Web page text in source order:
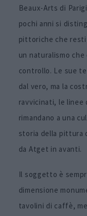
Beaux-Arts di
pochi anni si
pittoriche che
un naturalismo
controllo. Le sue
dal vero, ma la
ravvicinati, le linee
rimandano a una
storia della pittura
da Atget in avanti.
Il soggetto è
dimensione
tavolini di caffè,